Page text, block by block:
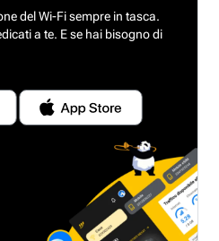
del Wi-Fi sempre in tasca.
a te. E se hai bisogno di